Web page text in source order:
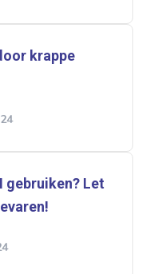
krappe
gebruiken? Let